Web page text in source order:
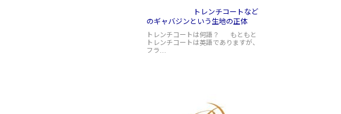
トレンチコートなど
のギャバジンという生地の正体
トレンチコートは何語？ もともと
トレンチコートは英語でありますが、
フラ…